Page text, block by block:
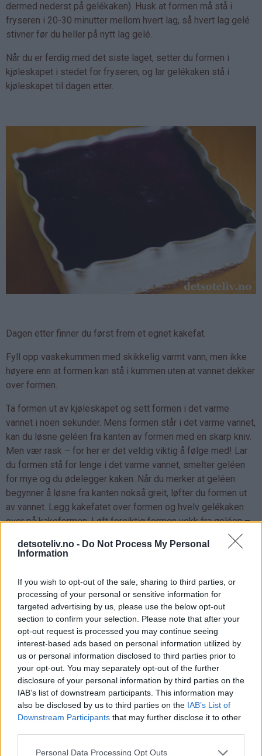
detsoteliv.no - Do Not Process My Personal
Information
If you wish to opt-out of the sale, sharing to third parties, or
processing of your personal or sensitive information for
targeted advertising by us, please use the below opt-out
section to confirm your selection. Please note that after your
opt-out request is processed you may continue seeing
interest-based ads based on personal information utilized by
us or personal information disclosed to third parties prior to
your opt-out. You may separately opt-out of the further
disclosure of your personal information by third parties on the
IAB’s list of downstream participants. This information may
also be disclosed by us to third parties on the IAB’s List of
Downstream Participants that may further disclose it to other
Personal Data Processing Opt Outs
dermed nederst på gelékaken). Husk at formen må stå i
fryseren i 20-30 minutter mellom hvert lag, så hvert lag gelé
stivner før du heller på nytt lag gelé.
Når du er ferdig med det siste laget, setter du formen i
kjøleskapet i stedet for fryseren, og lar gelékaken stå i
kjøleskapet til dagen etter.
Dagen etter finner du først frem et egnet kakefat.
Fyll opp vaskekummen med skikkelig varmt vann, men ikke
høyere enn at formen kan stå i kummen uten at vannet dekker
over formen.
Ta formen ut av kjøleskapet og sett formen i det varme
vannet i noen sekunder. Mens formen står i det varme vannet,
kan du løsne geléen fra kanten av formen med en skarp kniv.
Men vær rask – for her er det veldig viktig å følge med! Lar
du formen stå for lenge i det varme vannet, smelter geléen
for mye og du ødelegger kaken. Når du merker at geléen
begynner å løsne fra kanten nokså greit, løfter du formen ut
av vannet. Legg kakefatet over formen og hvelv gelékaken
over på kakeformen. Løft forsiktig formen vekk fra geléen –
Du vil se verdens kuleste gelékake!